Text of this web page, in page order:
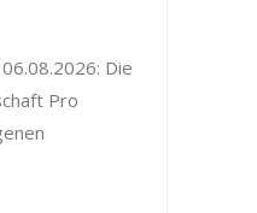
Die
Pro